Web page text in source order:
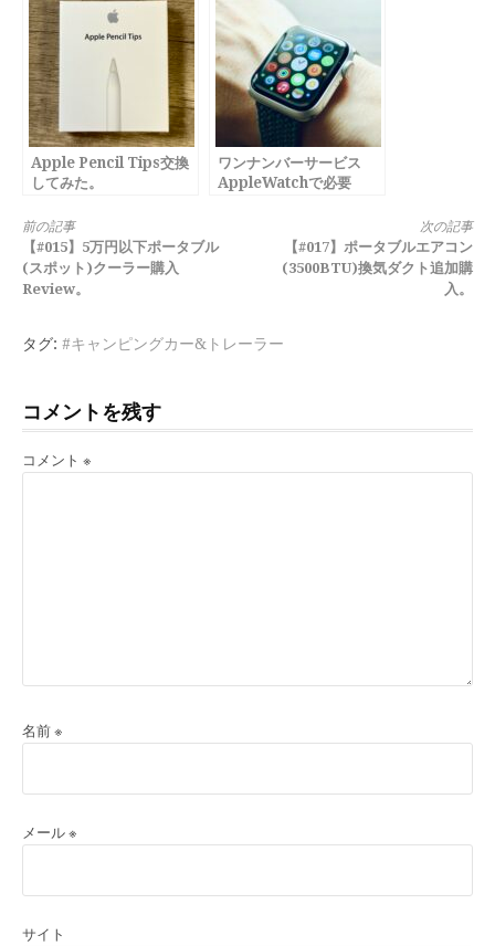
Apple Pencil Tips交換
してみた。
ワンナンバーサービス
AppleWatchで必要
続
き
読
前の記事
【#015】5万円以下ポータブル
(スポット)クーラー購入
Review。
次の記事
【#017】ポータブルエアコン
(3500BTU)換気ダクト追加購
入。
タグ: #キャンピングカー&トレーラー
コメントを残す
コメント ※
名前 ※
メール ※
サイト